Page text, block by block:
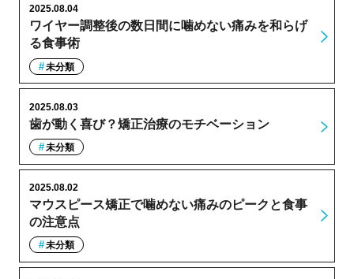
ワイヤー調整後の数日間に噛めない痛みを和らげ
る食事術
2025.08.04
未分類
歯が動く喜び？矯正治療のモチベーション
2025.08.03
未分類
マウスピース矯正で噛めない痛みのピークと食事
の注意点
2025.08.02
未分類